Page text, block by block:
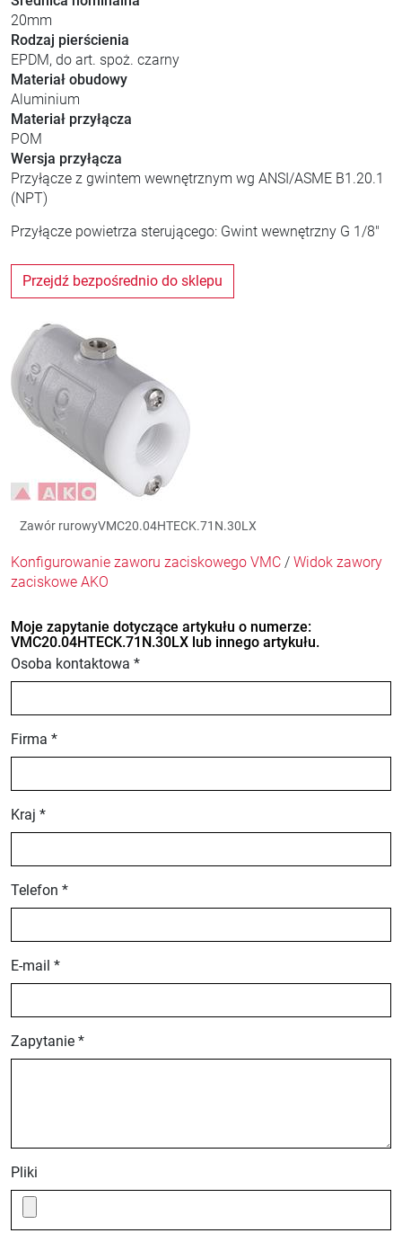
20mm
Rodzaj pierścienia
EPDM, do art. spoż. czarny
Materiał obudowy
Aluminium
Materiał przyłącza
POM
Wersja przyłącza
Przyłącze z gwintem wewnętrznym wg ANSI/ASME B1.20.1
(NPT)
Przyłącze powietrza sterującego: Gwint wewnętrzny G 1/8"
Przejdź bezpośrednio do sklepu
Zawór rurowyVMC20.04HTECK.71N.30LX
Konfigurowanie zaworu zaciskowego VMC / Widok zawory
zaciskowe AKO
Moje zapytanie dotyczące artykułu o numerze:
VMC20.04HTECK.71N.30LX lub innego artykułu.
Osoba kontaktowa *
Firma *
Kraj *
Telefon *
E-mail *
Zapytanie *
Pliki